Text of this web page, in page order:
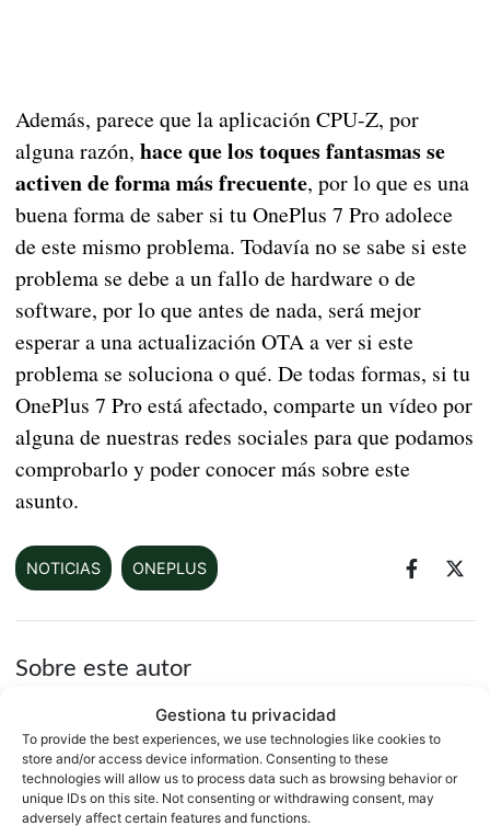
Gestiona tu privacidad
To provide the best experiences, we use technologies like cookies to
store and/or access device information. Consenting to these
technologies will allow us to process data such as browsing behavior or
unique IDs on this site. Not consenting or withdrawing consent, may
adversely affect certain features and functions.
Además, parece que la aplicación CPU-Z, por
alguna razón, hace que los toques fantasmas se
activen de forma más frecuente, por lo que es una
buena forma de saber si tu OnePlus 7 Pro adolece
de este mismo problema. Todavía no se sabe si este
problema se debe a un fallo de hardware o de
software, por lo que antes de nada, será mejor
esperar a una actualización OTA a ver si este
problema se soluciona o qué. De todas formas, si tu
OnePlus 7 Pro está afectado, comparte un vídeo por
alguna de nuestras redes sociales para que podamos
comprobarlo y poder conocer más sobre este
asunto.
NOTICIAS ONEPLUS
Sobre este autor